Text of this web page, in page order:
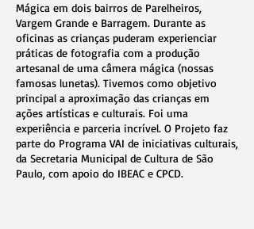
Mágica em dois bairros de Parelheiros,
Vargem Grande e Barragem. Durante as
oficinas as crianças puderam experienciar
práticas de fotografia com a produção
artesanal de uma câmera mágica (nossas
famosas lunetas). Tivemos como objetivo
principal a aproximação das crianças em
ações artísticas e culturais. Foi uma
experiência e parceria incrível. O Projeto faz
parte do Programa VAI de iniciativas culturais,
da Secretaria Municipal de Cultura de São
Paulo, com apoio do IBEAC e CPCD.